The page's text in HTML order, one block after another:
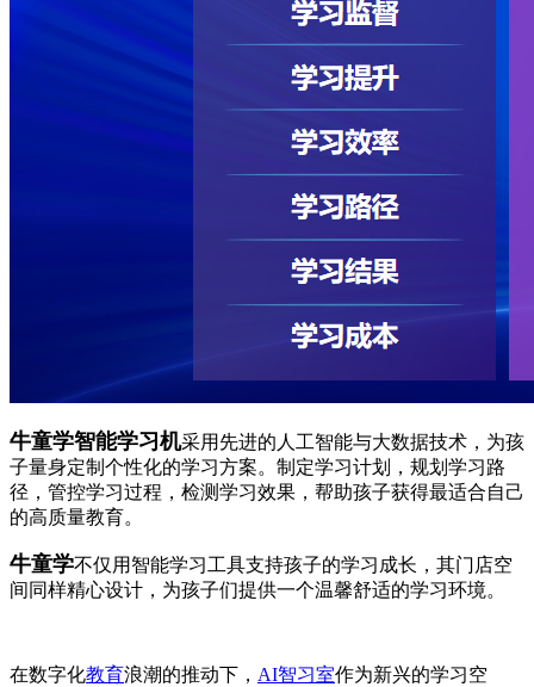
牛童学智能学习机采用先进的人工智能与大数据技术，为孩
子量身定制个性化的学习方案。制定学习计划，规划学习路
径，管控学习过程，检测学习效果，帮助孩子获得最适合自己
的高质量教育。
牛童学不仅用智能学习工具支持孩子的学习成长，其门店空
间同样精心设计，为孩子们提供一个温馨舒适的学习环境。
在数字化教育浪潮的推动下， AI智习室作为新兴的学习空